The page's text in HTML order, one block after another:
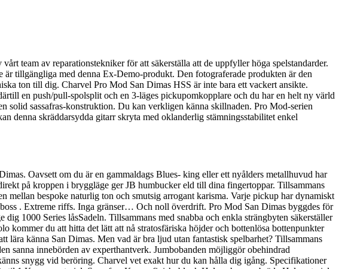
team av reparationstekniker för att säkerställa att de uppfyller höga spelstandarder.
tillgängliga med denna Ex-Demo-produkt. Den fotograferade produkten är den
ton till dig. Charvel Pro Mod San Dimas HSS är inte bara ett vackert ansikte.
en push/pull-spolsplit och en 3-läges pickupomkopplare och du har en helt ny värld
solid sassafras-konstruktion. Du kan verkligen känna skillnaden. Pro Mod-serien
denna skräddarsydda gitarr skryta med oklanderlig stämningsstabilitet enkel
Oavsett om du är en gammaldags Blues- king eller ett nyålders metallhuvud har
på kroppen i bryggläge ger JB humbucker eld till dina fingertoppar. Tillsammans
bespoke naturlig ton och smutsig arrogant karisma. Varje pickup har dynamiskt
. Extreme riffs. Inga gränser… Och noll överdrift. Pro Mod San Dimas byggdes för
1000 Series låsSadeln. Tillsammans med snabba och enkla strängbyten säkerställer
kommer du att hitta det lätt att nå stratosfäriska höjder och bottenlösa bottenpunkter
lära känna San Dimas. Men vad är bra ljud utan fantastisk spelbarhet? Tillsammans
sanna innebörden av experthantverk. Jumbobanden möjliggör obehindrad
snygg vid beröring. Charvel vet exakt hur du kan hålla dig igång. Specifikationer